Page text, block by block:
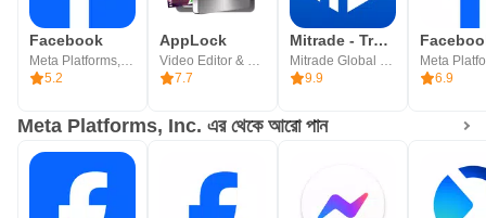
Facebook
5.2
AppLock
7.7
Mitrade - Trade Global Markets
9.9
6.9
Meta Platforms, Inc. এর থেকে আরো পান